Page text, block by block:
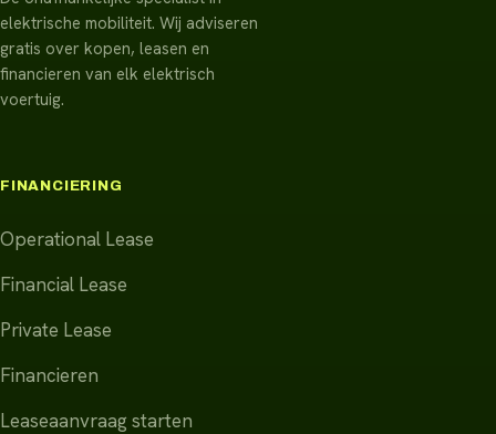
elektrische mobiliteit. Wij adviseren
gratis over kopen, leasen en
financieren van elk elektrisch
voertuig.
FINANCIERING
Operational Lease
Financial Lease
Private Lease
Financieren
Leaseaanvraag starten